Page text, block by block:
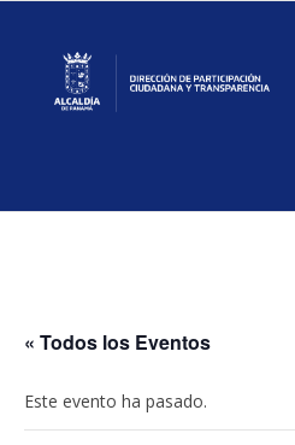
Participación
Ciudadana
« Todos los Eventos
Este evento ha pasado.